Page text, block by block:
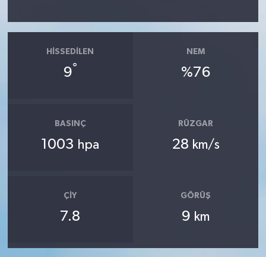
HISSEDILEN
9°
NEM
%76
BASINÇ
1003 hpa
RÜZGAR
28 km/s
ÇIY
7.8
GÖRÜŞ
9 km